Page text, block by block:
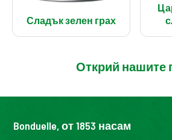
Сладък зелен грах
Открий нашите
Bonduelle, от 1853 насам